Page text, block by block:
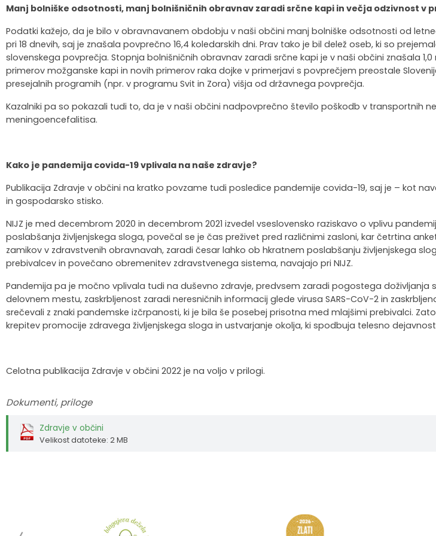
Manj bolniške odsotnosti, manj bolnišničnih obravnav zaradi srčne kapi in večja odzivnost v
Podatki kažejo, da je bilo v obravnavanem obdobju v naši občini manj bolniške odsotnosti od
pri 18 dnevih, saj je znašala povprečno 16,4 koledarskih dni. Prav tako je bil delež oseb, ki so
slovenskega povprečja. Stopnja bolnišničnih obravnav zaradi srčne kapi je v naši občini znašala
primerov možganske kapi in novih primerov raka dojke v primerjavi s povprečjem preostale
presejalnih programih (npr. v programu Svit in Zora) višja od državnega povprečja.
Kazalniki pa so pokazali tudi to, da je v naši občini nadpovprečno število poškodb v transportnih
meningoencefalitisa.
Kako je pandemija covida-19 vplivala na naše zdravje?
Publikacija Zdravje v občini na kratko povzame tudi posledice pandemije covida-19, saj je – kot
in gospodarsko stisko.
NIJZ je med decembrom 2020 in decembrom 2021 izvedel vseslovensko raziskavo o vplivu
poslabšanja življenjskega sloga, povečal se je čas preživet pred različnimi zasloni, kar četrtina
zamikov v zdravstvenih obravnavah, zaradi česar lahko ob hkratnem poslabšanju življenjskega
prebivalcev in povečano obremenitev zdravstvenega sistema, navajajo pri NIJZ.
Pandemija pa je močno vplivala tudi na duševno zdravje, predvsem zaradi pogostega
delovnem mestu, zaskrbljenost zaradi neresničnih informacij glede virusa SARS-CoV-2 in
srečevali z znaki pandemske izčrpanosti, ki je bila še posebej prisotna med mlajšimi prebivalci.
krepitev promocije zdravega življenjskega sloga in ustvarjanje okolja, ki spodbuja telesno
Celotna publikacija Zdravje v občini 2022 je na voljo v prilogi.
Dokumenti, priloge
Zdravje v občini
Velikost datoteke: 2 MB
Krajevne skupnosti
Gasilstvo in civilna zaščita
Občinski nagrajenci
Strateški dokumenti
Javni zavod Polhograjska graščina
Turistična taksa
Vprašajte občino
Predlagajte občini
Letovanje za starejše
Organizacije s področja socialnega varstva
Portal eUprava
Zasebni vrtci in varuhi predšolskih otrok
Merilniki hitrosti
Lokalni ponudniki hrane in izdelkov
Trajnostni razvoj turizma
Župnije
Cenik storitev
Režijski obrat
JP VOKA SNAGA